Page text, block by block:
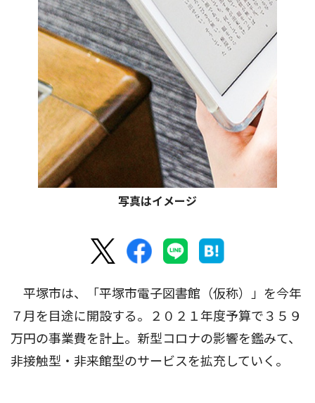
写真はイメージ
平塚市は、「平塚市電子図書館（仮称）」を今年
７月を目途に開設する。２０２１年度予算で３５９
万円の事業費を計上。新型コロナの影響を鑑みて、
非接触型・非来館型のサービスを拡充していく。